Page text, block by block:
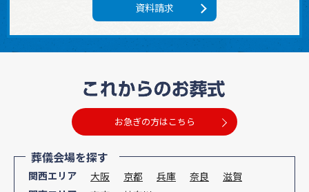
資料請求
お急ぎの方はこちら
葬儀会場を探す
関西エリア 大阪 京都 兵庫 奈良
滋賀